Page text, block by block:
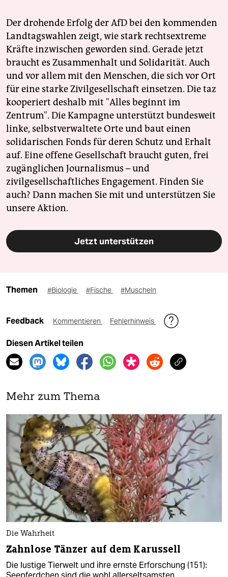
Der drohende Erfolg der AfD bei den kommenden
Landtagswahlen zeigt, wie stark rechtsextreme
Kräfte inzwischen geworden sind. Gerade jetzt
braucht es Zusammenhalt und Solidarität. Auch
und vor allem mit den Menschen, die sich vor Ort
für eine starke Zivilgesellschaft einsetzen. Die taz
kooperiert deshalb mit "Alles beginnt im
Zentrum". Die Kampagne unterstützt bundesweit
linke, selbstverwaltete Orte und baut einen
solidarischen Fonds für deren Schutz und Erhalt
auf. Eine offene Gesellschaft braucht guten, frei
zugänglichen Journalismus – und
zivilgesellschaftliches Engagement. Finden Sie
auch? Dann machen Sie mit und unterstützen Sie
unsere Aktion.
Jetzt unterstützen
Themen #Biologie #Fische #Muscheln
Feedback Kommentieren Fehlerhinweis
Diesen Artikel teilen
Mehr zum Thema
Die Wahrheit
Zahnlose Tänzer auf dem Karussell
Die lustige Tierwelt und ihre ernste Erforschung (151):